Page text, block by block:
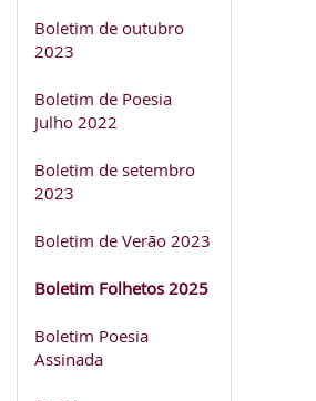
Boletim de outubro
2023
Boletim de Poesia
Julho 2022
Boletim de setembro
2023
Boletim de Verão 2023
Boletim Folhetos 2025
Boletim Poesia
Assinada